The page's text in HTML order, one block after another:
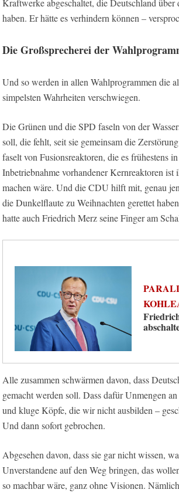
Kraftwerke abgeschaltet, die Deutschland
haben. Er hätte es verhindern können –
Die Großsprecherei der
Und so werden in allen Wahlprogrammen die
simpelsten Wahrheiten verschwiegen.
Die Grünen und die SPD faseln von der
soll, die fehlt, seit sie gemeinsam die
faselt von Fusionsreaktoren, die es frühestens
Inbetriebnahme vorhandener Kernreaktoren
machen wäre. Und die CDU hilft mit, genau
die Dunkelflaute zu Weihnachten gerettet
hatte auch Friedrich Merz seine Finger am
Alle zusammen schwärmen davon, dass
gemacht werden soll. Dass dafür Unmengen
und kluge Köpfe, die wir nicht ausbilden –
Und dann sofort gebrochen.
Abgesehen davon, dass sie gar nicht wissen,
Unverstandene auf den Weg bringen, das
so machbar wäre, ganz ohne Visionen.